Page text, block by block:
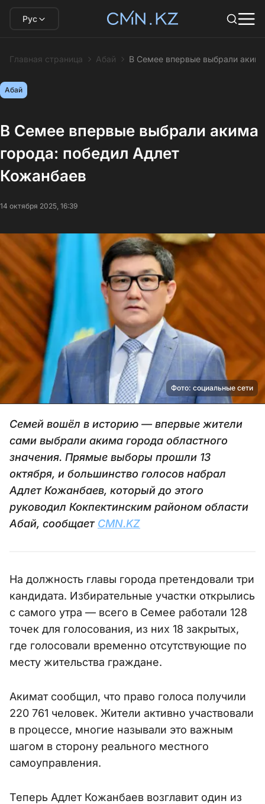
Рус
Главная страница Абай В Семее впервые выбрали
Абай
В Семее впервые выбрали акима
города: победил Адлет
Кожанбаев
14 октября 2025, 16:39
Фото: социальные сети
Семей вошёл в историю — впервые жители
сами выбрали акима города областного
значения. Прямые выборы прошли 13
октября, и большинство голосов набрал
Адлет Кожанбаев, который до этого
руководил Кокпектинским районом области
Абай, сообщает CMN.KZ
На должность главы города претендовали три
кандидата. Избирательные участки открылись
с самого утра — всего в Семее работали 128
точек для голосования, из них 18 закрытых,
где голосовали временно отсутствующие по
месту жительства граждане.
Акимат сообщил, что право голоса получили
220 761 человек. Жители активно участвовали
в процессе, многие называли это важным
шагом в сторону реального местного
самоуправления.
Теперь Адлет Кожанбаев возглавит один из